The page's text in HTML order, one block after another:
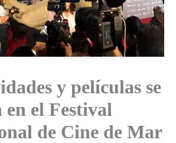
y películas se
en el Festival
de Cine de Mar